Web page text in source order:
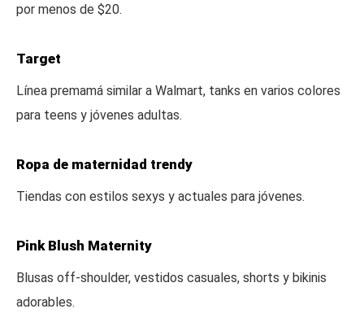
por menos de $20.
Target
Línea premamá similar a Walmart, tanks en varios colores
para teens y jóvenes adultas.
Ropa de maternidad trendy
Tiendas con estilos sexys y actuales para jóvenes.
Pink Blush Maternity
Blusas off-shoulder, vestidos casuales, shorts y bikinis
adorables.